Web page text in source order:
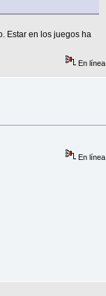
Estar en los juegos ha
En línea
En línea